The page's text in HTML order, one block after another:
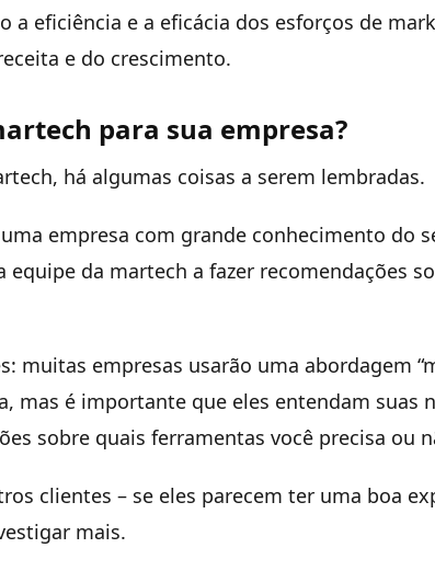
eficiência e a eficácia dos esforços de
e do crescimento.
para sua empresa?
há algumas coisas a serem lembradas.
empresa com grande conhecimento do
equipe da martech a fazer recomendações
muitas empresas usarão uma abordagem
mas é importante que eles entendam suas
sobre quais ferramentas você precisa ou
clientes – se eles parecem ter uma boa
mais.